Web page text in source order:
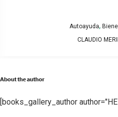
Autoayuda,
CLAUDIO
About the author
[books_gallery_author